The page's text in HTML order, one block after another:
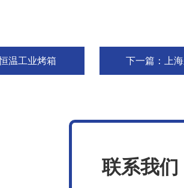
温工业烤箱 下一篇： 上
联系我们